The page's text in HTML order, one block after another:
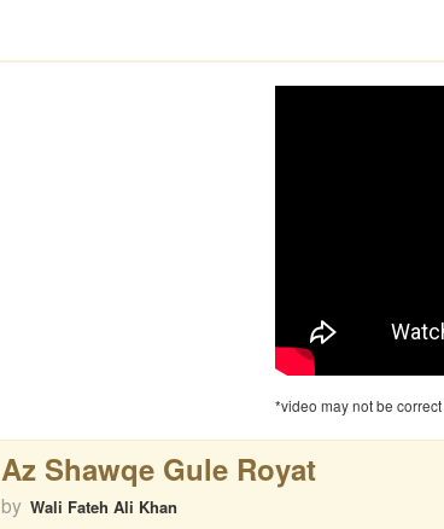
*video may not be
Az Shawqe Gule Royat
by Wali Fateh Ali Khan